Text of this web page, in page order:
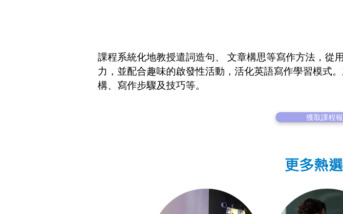
課程系統化地教授遣詞造句、 文章構思等寫作方法，從
力，並配合趣味的啟發性活動，活化英語寫作學習模式
構、寫作步驟及技巧等。
獲取課程
更多熱